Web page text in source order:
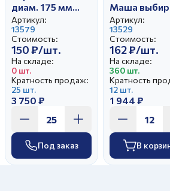
диам. 175 мм
Гладкий край
Ситчик
Артикул:
13579
Стоимость:
150 ₽/шт.
На складе:
0 шт.
Кратность продаж:
25 шт.
3 750 ₽
Под заказ
Маша
жениха
Артикул:
13529
Стоимость:
162 ₽/шт.
На складе:
360 шт.
Кратность
12 шт.
1 944 ₽
В